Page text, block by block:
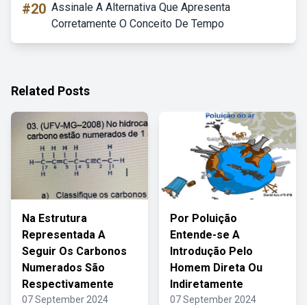
#20 Assinale A Alternativa Que Apresenta
Corretamente O Conceito De Tempo
Related Posts
Na Estrutura
Representada A
Seguir Os Carbonos
Numerados São
Respectivamente
07 September 2024
Por Poluição
Entende-se A
Introdução Pelo
Homem Direta Ou
Indiretamente
07 September 2024